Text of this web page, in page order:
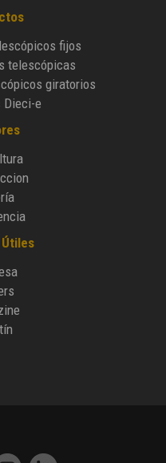
fijos
telescópicas
giratorios
Dieci-e